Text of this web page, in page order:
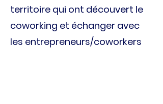
territoire qui ont découvert le
coworking et échanger avec
les entrepreneurs/coworkers